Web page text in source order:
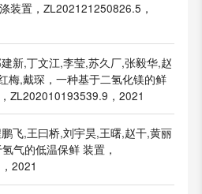
装置，ZL202121250826.5，
建新,丁文江,李莹,苏久厂,张毅华,赵
梅,戴琛，一种基于二氢化镁的鲜
ZL202010193539.9，2021
鹏飞,王曰桥,刘宇昊,王曙,赵干,黄丽
气的低温保鲜 装置，
2021